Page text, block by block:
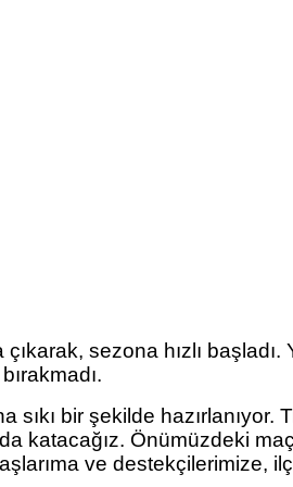
sezona hızlı
sıkı bir şekilde
Önümüzdeki
ve destekçilerimize,